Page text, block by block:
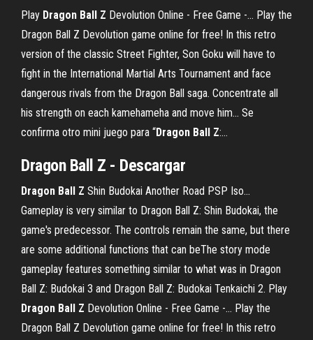
Play Dragon Ball Z Devolution Online - Free Game -… Play the
Dragon Ball Z Devolution game online for free! In this retro
version of the classic Street Fighter, Son Goku will have to
fight in the International Martial Arts Tournament and face
dangerous rivals from the Dragon Ball saga. Concentrate all
his strength on each kamehameha and move him... Se
confirma otro mini juego para “Dragon Ball Z:…
Dragon Ball Z - Descargar
Dragon Ball Z Shin Budokai Another Road PSP Iso…
Gameplay is very similar to Dragon Ball Z: Shin Budokai, the
game's predecessor. The controls remain the same, but there
are some additional functions that can beThe story mode
gameplay features something similar to what was in Dragon
Ball Z: Budokai 3 and Dragon Ball Z: Budokai Tenkaichi 2. Play
Dragon Ball Z Devolution Online - Free Game -… Play the
Dragon Ball Z Devolution game online for free! In this retro